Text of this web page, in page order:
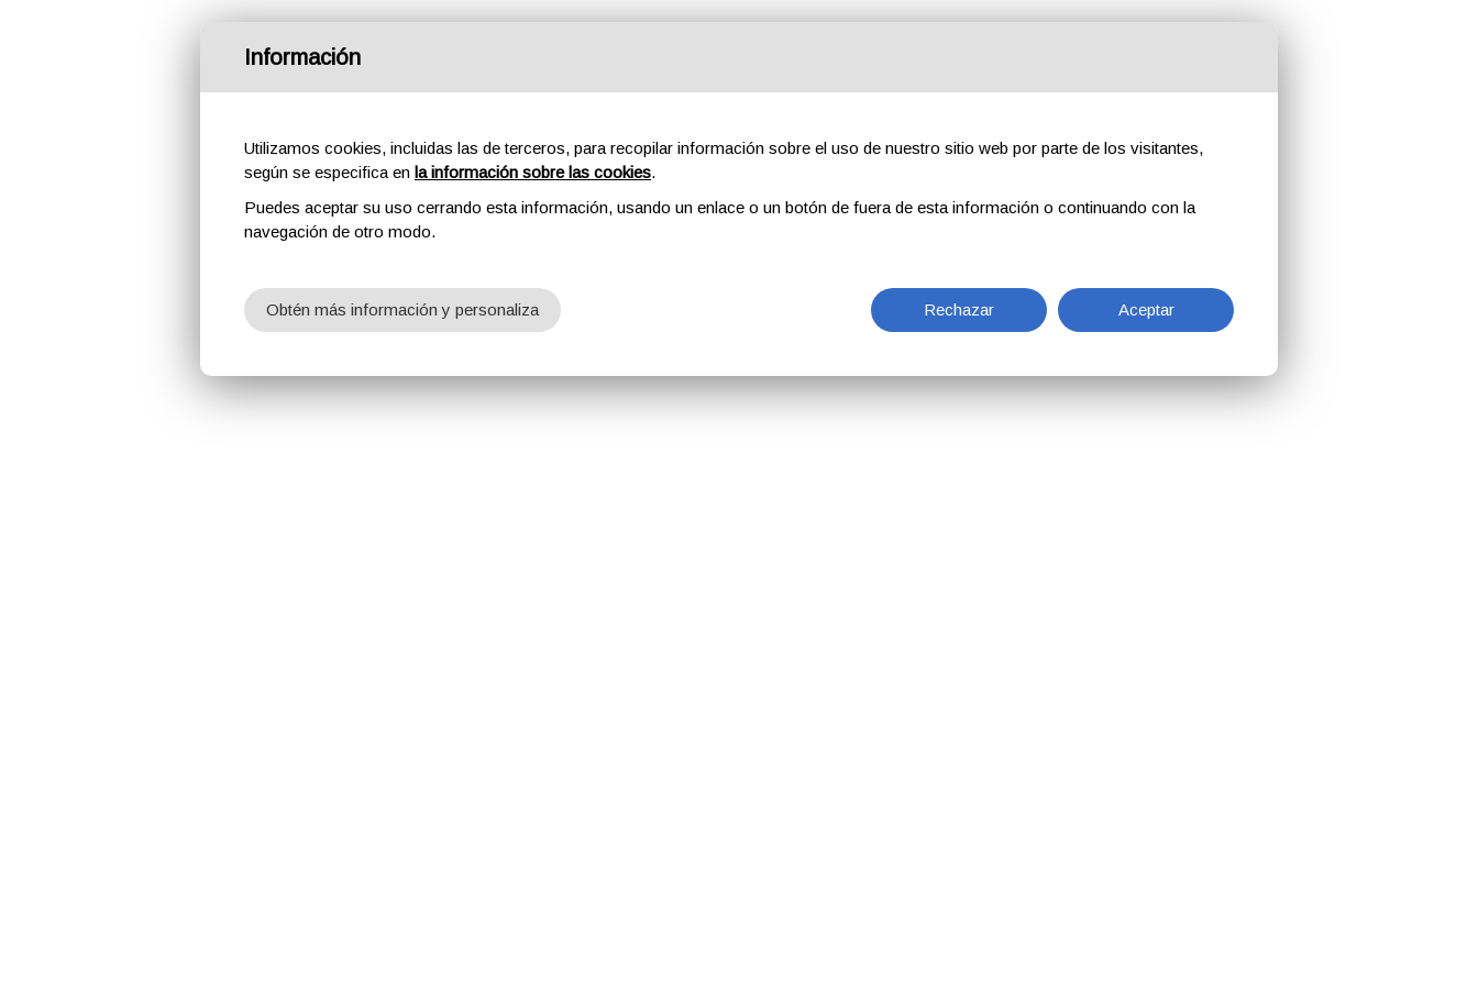
Información
Utilizamos cookies, incluidas las de terceros, para recopilar información sobre el uso de nuestro sitio web por parte de los visitantes,
según se especifica en la información sobre las cookies.
Puedes aceptar su uso cerrando esta información, usando un enlace o un botón de fuera de esta información o continuando con la
navegación de otro modo.
Rechazar Aceptar
Obtén más información y personaliza